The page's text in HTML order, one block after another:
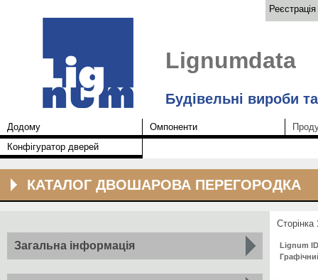
Реєстрація
Lignumdata
Будівельні вироби
Додому Омпоненти
Конфігуратор дверей
КАТАЛОГ ДВОШАРОВА ПЕРЕГОРОДКА
Загальна інформація
Сторінка
Lignum